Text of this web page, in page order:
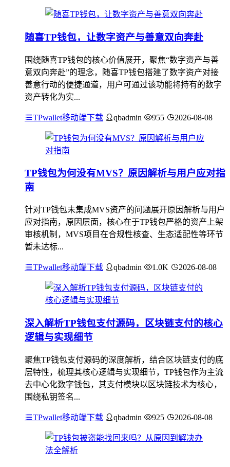
随喜TP钱包，让数字资产与善意双向奔赴
围绕随喜TP钱包的核心价值展开，聚焦“数字资产与善
意双向奔赴”的理念，随喜TP钱包搭建了数字资产对接
善意行动的便捷通道，用户可通过该功能将持有的数字
资产转化为实...
TPwallet移动端下载 qbadmin 955 2026-08-08
TP钱包为何没有MVS？原因解析与用户应对指
南
针对TP钱包未集成MVS资产的问题展开原因解析与用户
应对指南，原因层面，核心在于TP钱包严格的资产上架
审核机制，MVS项目在合规性核查、生态适配性等环节
暂未达标...
TPwallet移动端下载 qbadmin 1.0K 2026-08-08
深入解析TP钱包支付源码，区块链支付的核心
逻辑与实现细节
聚焦TP钱包支付源码的深度解析，结合区块链支付的底
层特性，梳理其核心逻辑与实现细节，TP钱包作为主流
去中心化数字钱包，其支付模块以区块链技术为核心，
围绕私钥签名...
TPwallet移动端下载 qbadmin 925 2026-08-08